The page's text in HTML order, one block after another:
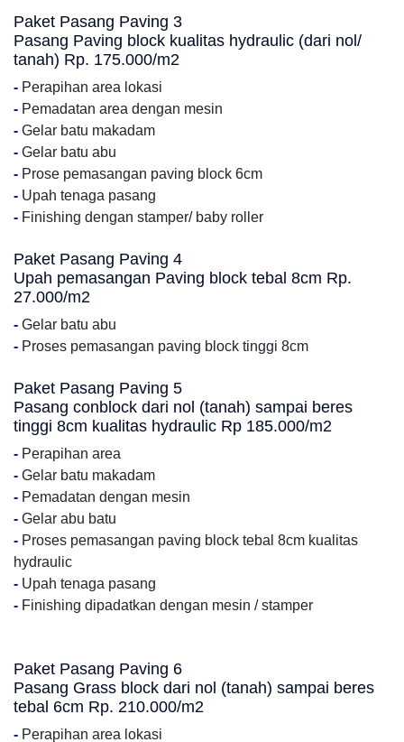
Paket Pasang Paving 3
Pasang Paving block kualitas hydraulic (dari nol/
tanah) Rp. 175.000/m2
- Perapihan area lokasi
- Pemadatan area dengan mesin
- Gelar batu makadam
- Gelar batu abu
- Prose pemasangan paving block 6cm
- Upah tenaga pasang
- Finishing dengan stamper/ baby roller
Paket Pasang Paving 4
Upah pemasangan Paving block tebal 8cm Rp.
27.000/m2
- Gelar batu abu
- Proses pemasangan paving block tinggi 8cm
Paket Pasang Paving 5
Pasang conblock dari nol (tanah) sampai beres
tinggi 8cm kualitas hydraulic Rp 185.000/m2
- Perapihan area
- Gelar batu makadam
- Pemadatan dengan mesin
- Gelar abu batu
- Proses pemasangan paving block tebal 8cm kualitas
hydraulic
- Upah tenaga pasang
- Finishing dipadatkan dengan mesin / stamper
Paket Pasang Paving 6
Pasang Grass block dari nol (tanah) sampai beres
tebal 6cm Rp. 210.000/m2
- Perapihan area lokasi